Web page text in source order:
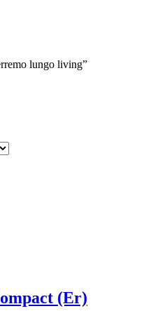
lungo living”
(Er)